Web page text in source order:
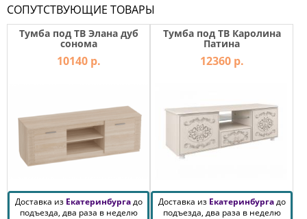
СОПУТСТВУЮЩИЕ ТОВАРЫ
Тумба под ТВ Элана дуб
сонома
10140 р.
Доставка из Екатеринбургадо
подъезда, два раза в неделю
Тумба под ТВ Каролина
Патина
12360 р.
Доставка из Екатеринбургадо
подъезда, два раза в неделю